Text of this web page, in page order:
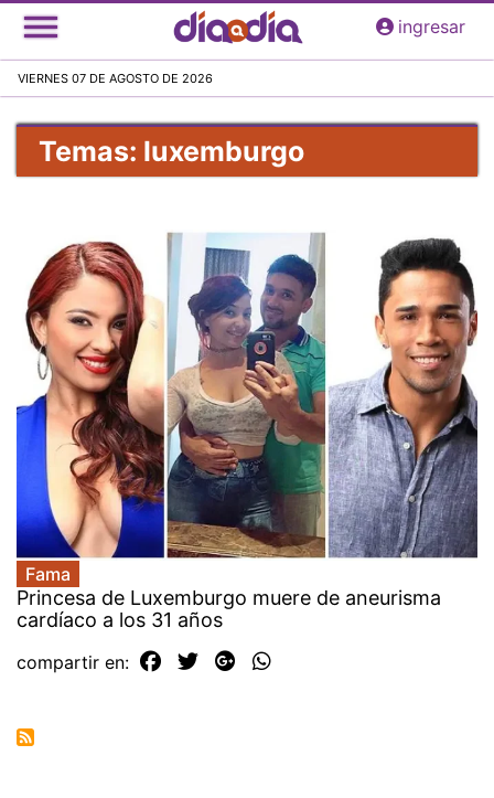
Pasar
al
principal
ingresar
VIERNES 07 DE AGOSTO DE 2026
Temas: luxemburgo
Fama
Princesa de Luxemburgo muere de aneurisma
cardíaco a los 31 años
compartir en: